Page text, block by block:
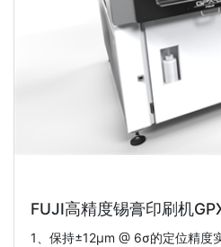
FUJI高精度锡膏印刷机
1、保持±12μm @ 6σ的定位精度